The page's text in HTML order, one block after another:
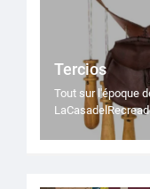
Tercios
Tout sur l'époque